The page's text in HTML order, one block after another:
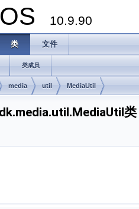
10.9.90
类 文件
类成员
media util MediaUtil
类